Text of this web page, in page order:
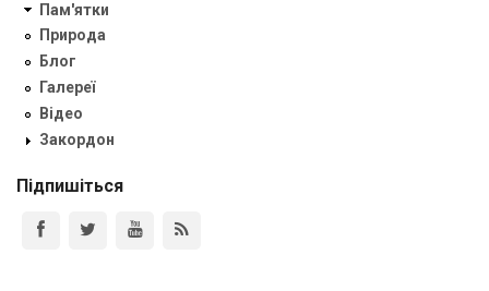
Пам'ятки
Природа
Блог
Галереї
Відео
Закордон
Підпишіться